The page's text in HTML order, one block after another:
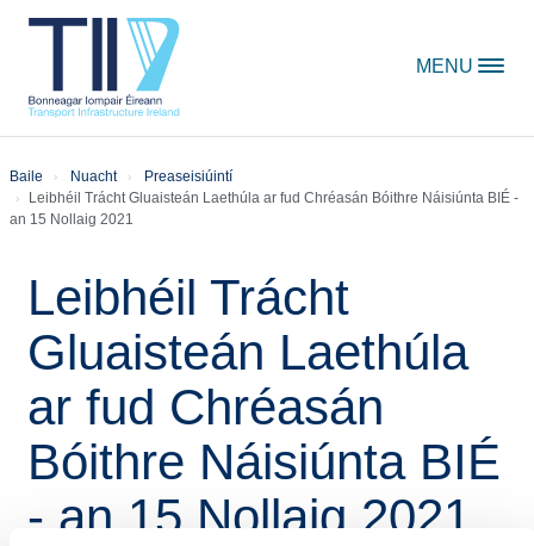
MENU
Baile Nuacht
Preaseisiúintí
Leibhéil Trácht Gluaisteán Laethúla ar fud Chréasán Bóithre Náisiúnta BIÉ -
an 15 Nollaig 2021
Leibhéil Trácht
Gluaisteán Laethúla
ar fud Chréasán
Bóithre Náisiúnta BIÉ
- an 15 Nollaig 2021